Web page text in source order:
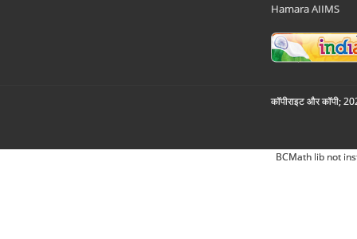
Hamara AIIMS
कॉपीराइट और कॉपी;
BCMath lib not